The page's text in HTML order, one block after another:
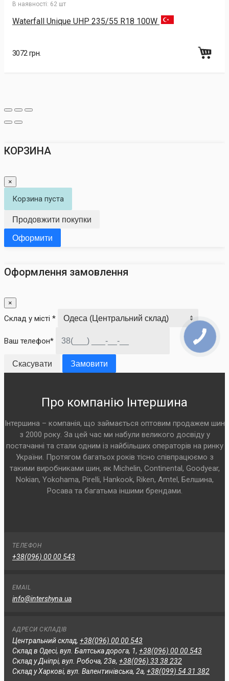
В наявності: 62 шт
Waterfall Unique UHP 235/55 R18 100W
3072 грн.
КОРЗИНА
×
Корзина пуста
Продовжити покупки
Оформити
Оформлення замовлення
×
Склад у місті *
Ваш телефон*
Скасувати Замовити
Про компанію Інтершина
Інтершина – компанія, що займається оптовим продажем шин
з 2000 року. За цей час ми набули великого досвіду у
постачанні та стали одним із найбільших операторів на ринку
України. Протягом багатьох років тісно співпрацюємо з
такими виробниками шин, як Michelin, Continental, Goodyear,
Nokian, Yokohama, Pirelli, Hankook, Riken, Amtel, Белшина,
Росава та багатьма іншими брендами.
ТЕЛЕФОН
+38(096) 00 00 543
EMAIL
info@intershyna.ua
АДРЕСИ СКЛАДІВ
Центральний склад, +38(096) 00 00 543
Склад в Одесі, вул. Балтська дорога, 1, +38(096) 00 00 543
Склад у Дніпрі, вул. Робоча, 23в, +38(096) 33 38 232
Склад у Харкові, вул. Валентинівська, 2а, +38(099) 54 31 382